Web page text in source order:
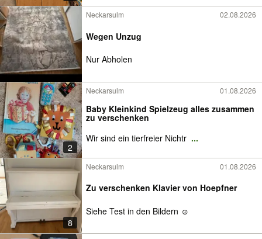
Neckarsulm 02.08.2026
Wegen Unzug
Nur Abholen
2
Neckarsulm 01.08.2026
Baby Kleinkind Spielzeug alles zusammen
zu verschenken
Wir sind ein tierfreier Nichtr ...
8
Neckarsulm 01.08.2026
Zu verschenken Klavier von Hoepfner
Siehe Test in den Bildern ☺️